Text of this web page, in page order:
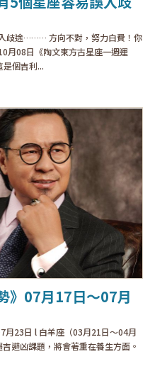
歧途……… 方向不對，努力白費！你
月08日《陶文東方古星座一週運
個吉利...
》07月17日～07月
月23日 l 白羊座（03月21日～04月
避凶課題，將會著重在養生方面。